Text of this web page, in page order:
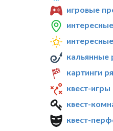
игровые
кальянные
картинги
квест-
квест-
квест-